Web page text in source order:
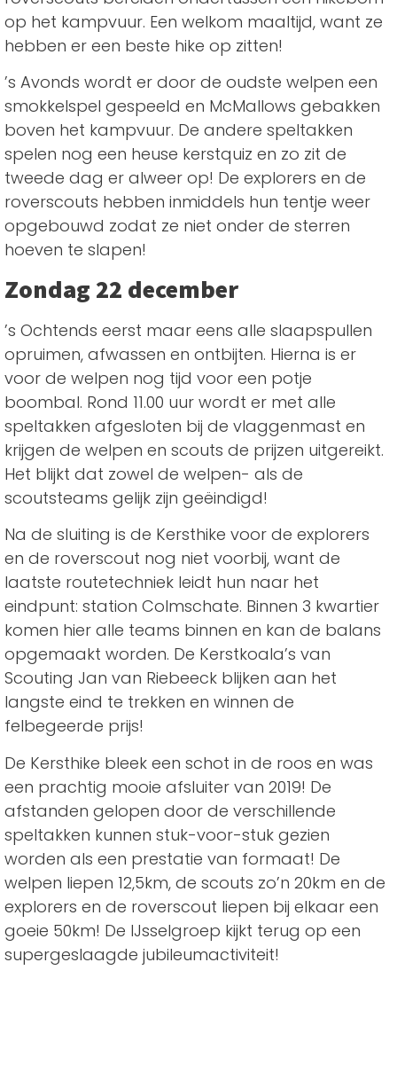
op het kampvuur. Een welkom maaltijd, want ze
hebben er een beste hike op zitten!
’s Avonds wordt er door de oudste welpen een
smokkelspel gespeeld en McMallows gebakken
boven het kampvuur. De andere speltakken
spelen nog een heuse kerstquiz en zo zit de
tweede dag er alweer op! De explorers en de
roverscouts hebben inmiddels hun tentje weer
opgebouwd zodat ze niet onder de sterren
hoeven te slapen!
Zondag 22 december
’s Ochtends eerst maar eens alle slaapspullen
opruimen, afwassen en ontbijten. Hierna is er
voor de welpen nog tijd voor een potje
boombal. Rond 11.00 uur wordt er met alle
speltakken afgesloten bij de vlaggenmast en
krijgen de welpen en scouts de prijzen uitgereikt.
Het blijkt dat zowel de welpen- als de
scoutsteams gelijk zijn geëindigd!
Na de sluiting is de Kersthike voor de explorers
en de roverscout nog niet voorbij, want de
laatste routetechniek leidt hun naar het
eindpunt: station Colmschate. Binnen 3 kwartier
komen hier alle teams binnen en kan de balans
opgemaakt worden. De Kerstkoala’s van
Scouting Jan van Riebeeck blijken aan het
langste eind te trekken en winnen de
felbegeerde prijs!
De Kersthike bleek een schot in de roos en was
een prachtig mooie afsluiter van 2019! De
afstanden gelopen door de verschillende
speltakken kunnen stuk-voor-stuk gezien
worden als een prestatie van formaat! De
welpen liepen 12,5km, de scouts zo’n 20km en de
explorers en de roverscout liepen bij elkaar een
goeie 50km! De IJsselgroep kijkt terug op een
supergeslaagde jubileumactiviteit!